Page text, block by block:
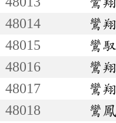
48014
鸞
48015
鸞
48016
鸞
48017
鸞
48018
鸞